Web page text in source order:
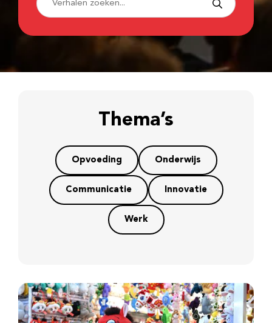
Thema’s
Opvoeding Onderwijs
Communicatie Innovatie
Werk